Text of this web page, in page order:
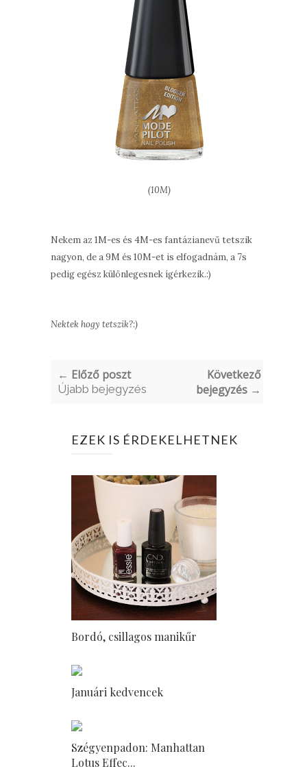
(10M)
Nekem az 1M-es és 4M-es fantázianevű tetszik
nagyon, de a 9M és 10M-et is elfogadnám, a 7s
pedig egész különlegesnek ígérkezik.:)
Nektek hogy tetszik?:)
← Előző poszt
Újabb bejegyzés
Következő
bejegyzés →
EZEK IS ÉRDEKELHETNEK
Bordó, csillagos manikűr
Januári kedvencek
Szégyenpadon: Manhattan
Lotus Effec...